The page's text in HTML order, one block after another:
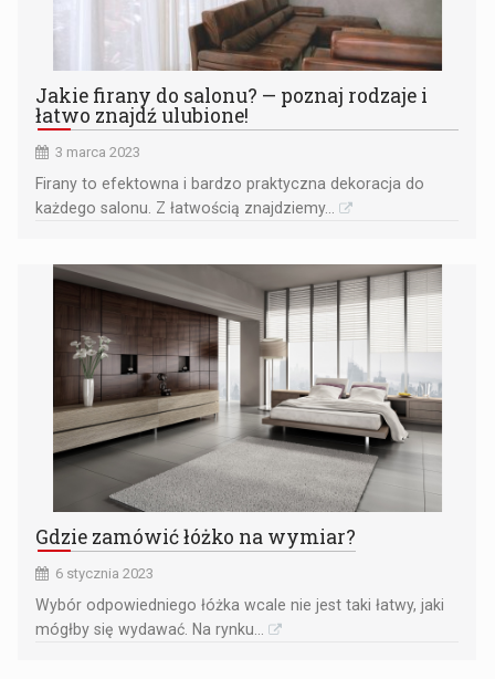
Jakie firany do salonu? — poznaj rodzaje i
łatwo znajdź ulubione!
3 marca 2023
Firany to efektowna i bardzo praktyczna dekoracja do
każdego salonu. Z łatwością znajdziemy...
Gdzie zamówić łóżko na wymiar?
6 stycznia 2023
Wybór odpowiedniego łóżka wcale nie jest taki łatwy, jaki
mógłby się wydawać. Na rynku...